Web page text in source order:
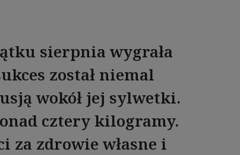
sierpnia wygrała
został niemal
wokół jej sylwetki.
cztery kilogramy.
za zdrowie własne i